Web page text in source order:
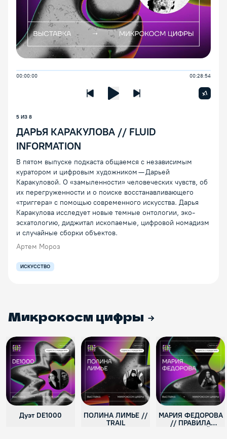
00:00:00 00:28:54
Предыдущая лекцияСледующая лекция
x1
5 ИЗ 8
ДАРЬЯ КАРАКУЛОВА // FLUID
INFORMATION
В пятом выпуске подкаста общаемся с независимым
куратором и цифровым художником — Дарьей
Каракуловой. О «замыленности» человеческих чувств, об
их перегруженности и о поиске восстанавливающего
«триггера» c помощью современного искусства. Дарья
Каракулова исследует новые темные онтологии, эко-
эсхатологию, диджитал ископаемые, цифровой номадизм
и случайные сборки объектов.
Артем Мороз
ИСКУССТВО
Микрокосм цифры
Дуэт DE1000
ПОЛИНА ЛИМЬЕ //
TRAIL
МАРИЯ ФЕДОРОВА
// ПРАВИЛА